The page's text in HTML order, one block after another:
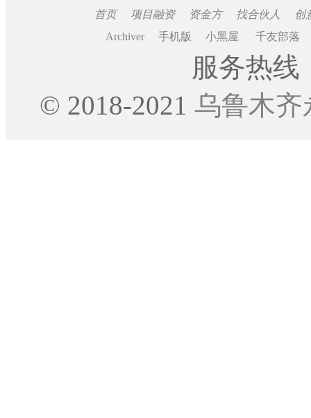
首页 项目融资 资金方 找合伙人
创
Archiver
手机版 小黑屋 千友部落
服务热线
© 2018-2021 乌鲁木齐